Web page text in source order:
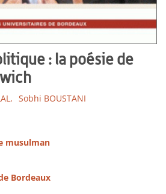
: la poésie de
Sobhi BOUSTANI
musulman
Bordeaux